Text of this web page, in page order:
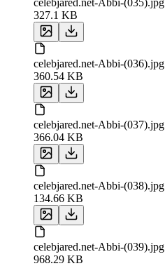
327.1 KB
celebjared.net-Abbi-(036).jpg
360.54 KB
celebjared.net-Abbi-(037).jpg
366.04 KB
celebjared.net-Abbi-(038).jpg
134.66 KB
celebjared.net-Abbi-(039).jpg
968.29 KB